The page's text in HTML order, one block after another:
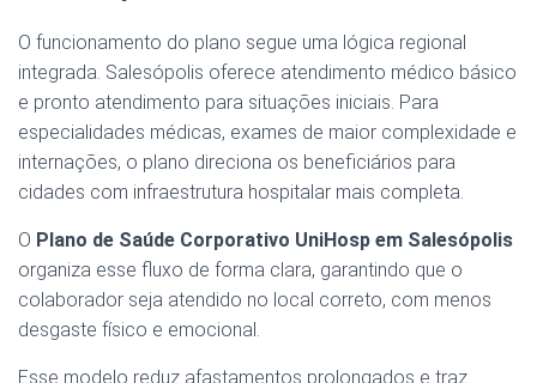
O funcionamento do plano segue uma lógica regional
integrada. Salesópolis oferece atendimento médico básico
e pronto atendimento para situações iniciais. Para
especialidades médicas, exames de maior complexidade e
internações, o plano direciona os beneficiários para
cidades com infraestrutura hospitalar mais completa.
O Plano de Saúde Corporativo UniHosp em Salesópolis
organiza esse fluxo de forma clara, garantindo que o
colaborador seja atendido no local correto, com menos
desgaste físico e emocional.
Esse modelo reduz afastamentos prolongados e traz